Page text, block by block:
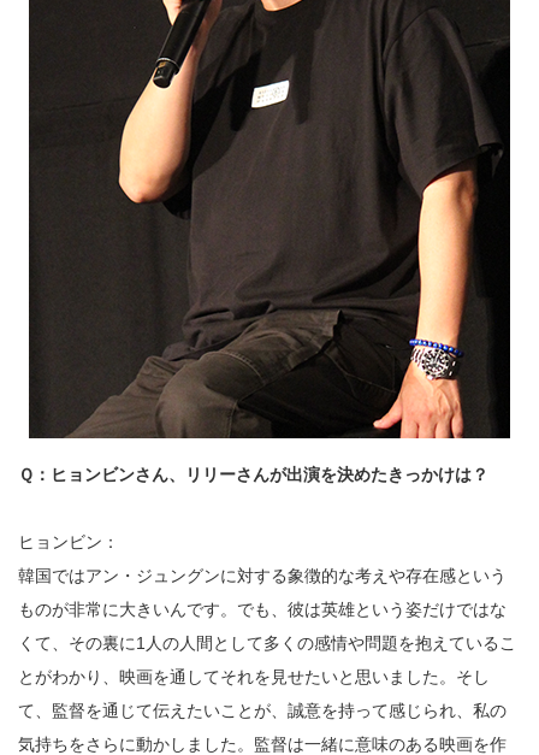
Ｑ：ヒョンビンさん、リリーさんが出演を決めたきっかけは？
ヒョンビン：
韓国ではアン・ジュングンに対する象徴的な考えや存在感という
ものが非常に大きいんです。でも、彼は英雄という姿だけではな
くて、その裏に1人の人間として多くの感情や問題を抱えているこ
とがわかり、映画を通してそれを見せたいと思いました。そし
て、監督を通じて伝えたいことが、誠意を持って感じられ、私の
気持ちをさらに動かしました。監督は一緒に意味のある映画を作